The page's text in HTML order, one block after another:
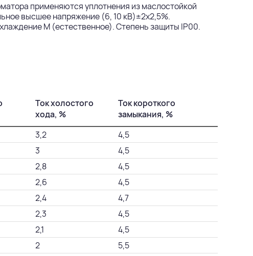
применяются уплотнения из маслостойкой
высшее напряжение (6, 10 кВ)±2х2,5%.
М (естественное). Степень защиты IP00.
Ток холостого
хода, %
Ток короткого
замыкания, %
3,2
4,5
3
4,5
2,8
4,5
2,6
4,5
2,4
4,7
2,3
4,5
2,1
4,5
2
5,5